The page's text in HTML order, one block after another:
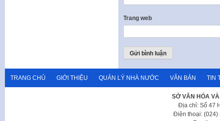
Trang web
TRANG CHỦ GIỚI THIỆU QUẢN LÝ NHÀ NƯỚC VĂN BẢN TIN
SỞ VĂN HÓA
Địa chỉ: Số 47
Điện thoại: (024)